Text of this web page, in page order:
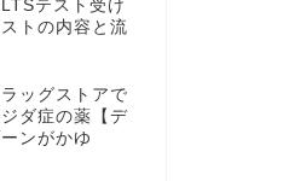
テスト受け
トの内容と流
ッグストアで
ダ症の薬【デ
ンがかゆ